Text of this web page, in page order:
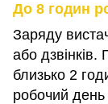
До 8 годин
Заряду
або
близько 2
робочий день